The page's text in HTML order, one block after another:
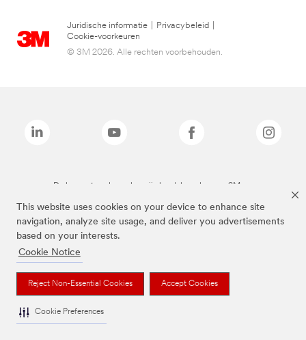
This website uses cookies on your device to enhance site
navigation, analyze site usage, and deliver you advertisements
based on your interests.
Cookie Notice
Reject Non-Essential Cookies Accept Cookies
Cookie Preferences
Juridische informatie Privacybeleid
Cookie-voorkeuren
© 3M 2026. Alle rechten voorbehouden.
De bovenstaande merken zijn handelsmerken van 3M.we